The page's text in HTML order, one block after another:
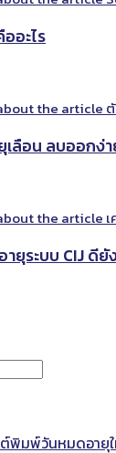
อะไร
ลือน ลบออกง่า
ยุระบบ CIJ ดียั